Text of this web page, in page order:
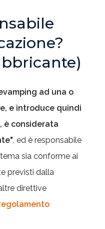
ad una o
e introduce quindi
è considerata
, ed è responsabile
sia conforme ai
previsti dalla
direttive